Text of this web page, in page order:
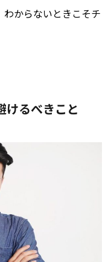
からないときこそチ
けるべきこと